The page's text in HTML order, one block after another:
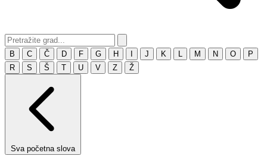
B C Č D F G H J K M N O
P
R
S Š T U V Z Ž
Sva početna slova